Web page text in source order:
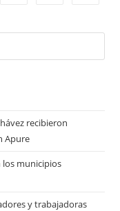
recibieron
Apure
municipios
y trabajadoras